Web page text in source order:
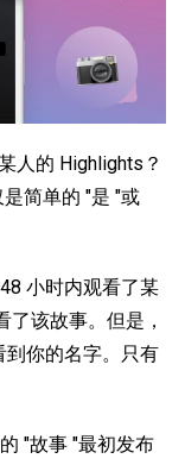
人的 Highlights？
简单的 "是 "或
小时内观看了某
了该故事。但是，
到你的名字。只有
"故事 "最初发布